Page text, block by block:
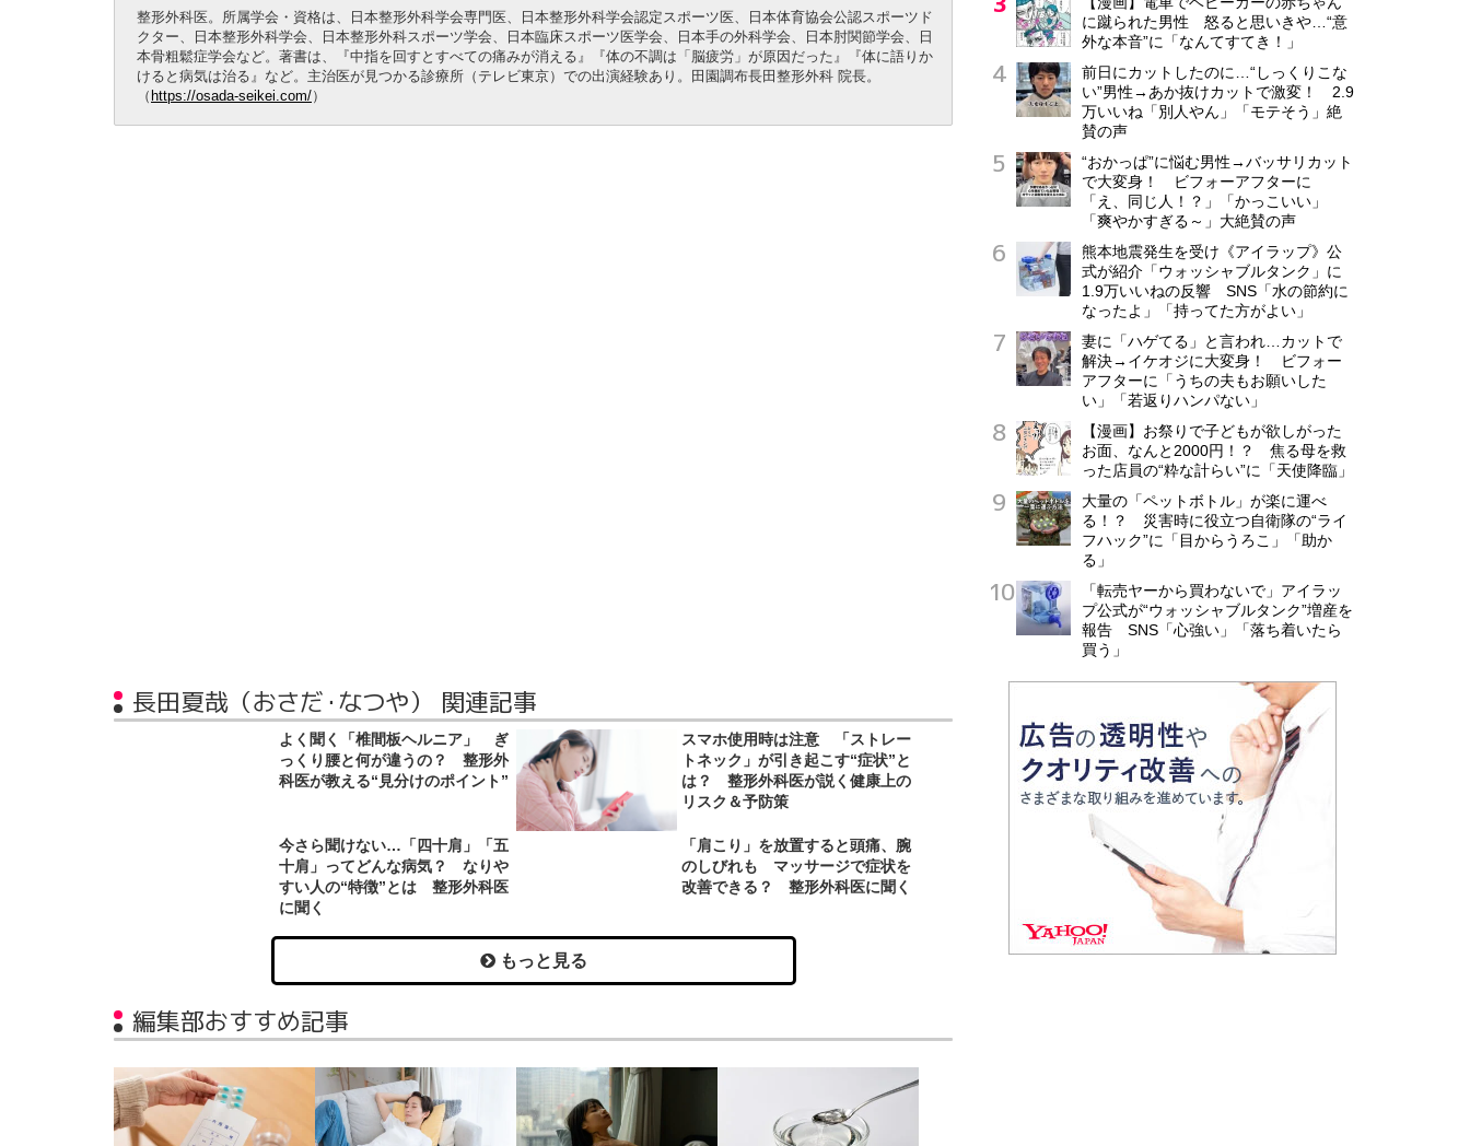
東京都 文京区
正社員
月給24万円～28万円
整形外科医。所属学会・資格は、日本整形外科学会専門医、日本整形外科学会認定スポーツ医、日本体育協会公認スポーツド
クター、日本整形外科学会、日本整形外科スポーツ学会、日本臨床スポーツ医学会、日本手の外科学会、日本肘関節学会、日
本骨粗鬆症学会など。著書は、『中指を回すとすべての痛みが消える』『体の不調は「脳疲労」が原因だった』『体に語りか
けると病気は治る』など。主治医が見つかる診療所（テレビ東京）での出演経験あり。田園調布長田整形外科 院長。
（ https://osada-seikei.com/）
長田夏哉（おさだ・なつや） 関連記事
よく聞く「椎間板ヘルニア」 ぎ
っくり腰と何が違うの？ 整形外
科医が教える“見分けのポイント”
スマホ使用時は注意 「ストレー
トネック」が引き起こす“症状”と
は？ 整形外科医が説く健康上の
リスク＆予防策
今さら聞けない…「四十肩」「五
十肩」ってどんな病気？ なりや
すい人の“特徴”とは 整形外科医
に聞く
「肩こり」を放置すると頭痛、腕
のしびれも マッサージで症状を
改善できる？ 整形外科医に聞く
もっと見る
編集部おすすめ記事
に蹴られた男性 怒ると思いきや…“意
外な本音”に「なんてすてき！」
前日にカットしたのに…“しっくりこな
い”男性→あか抜けカットで激変！ 2.9
万いいね「別人やん」「モテそう」絶
賛の声
“おかっぱ”に悩む男性→バッサリカット
で大変身！ ビフォーアフターに
「え、同じ人！？」「かっこいい」
「爽やかすぎる～」大絶賛の声
熊本地震発生を受け《アイラップ》公
式が紹介「ウォッシャブルタンク」に
1.9万いいねの反響 SNS「水の節約に
なったよ」「持ってた方がよい」
妻に「ハゲてる」と言われ…カットで
解決→イケオジに大変身！ ビフォー
アフターに「うちの夫もお願いした
い」「若返りハンパない」
【漫画】お祭りで子どもが欲しがった
お面、なんと2000円！？ 焦る母を救
った店員の“粋な計らい”に「天使降臨」
大量の「ペットボトル」が楽に運べ
る！？ 災害時に役立つ自衛隊の“ライ
フハック”に「目からうろこ」「助か
る」
「転売ヤーから買わないで」アイラッ
プ公式が“ウォッシャブルタンク”増産を
報告 SNS「心強い」「落ち着いたら
買う」